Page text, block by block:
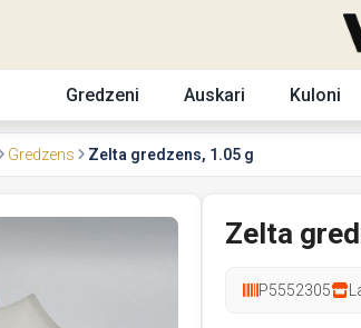
Gredzeni Auskari Kuloni
Gredzens Zelta gredzens, 1.05 g
Zelta
P5552305